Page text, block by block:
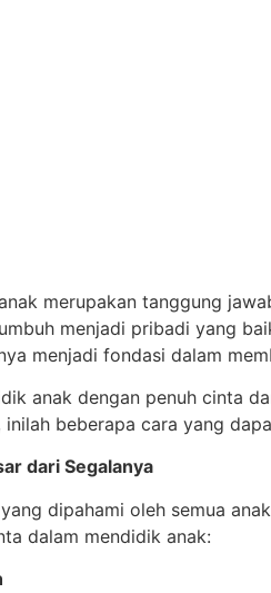
merupakan tanggung
menjadi pribadi yang
menjadi fondasi dalam
anak dengan penuh cinta
beberapa cara yang
dari Segalanya
dipahami oleh semua
dalam mendidik anak: